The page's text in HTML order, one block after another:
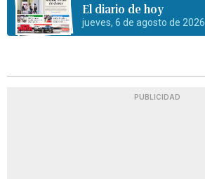
El diario de hoy
jueves, 6 de agosto de 2026
PUBLICIDAD